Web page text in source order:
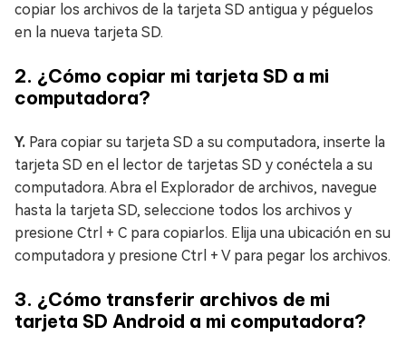
copiar los archivos de la tarjeta SD antigua y péguelos
en la nueva tarjeta SD.
2. ¿Cómo copiar mi tarjeta SD a mi
computadora?
Y. Para copiar su tarjeta SD a su computadora, inserte la
tarjeta SD en el lector de tarjetas SD y conéctela a su
computadora. Abra el Explorador de archivos, navegue
hasta la tarjeta SD, seleccione todos los archivos y
presione Ctrl + C para copiarlos. Elija una ubicación en su
computadora y presione Ctrl + V para pegar los archivos.
3. ¿Cómo transferir archivos de mi
tarjeta SD Android a mi computadora?